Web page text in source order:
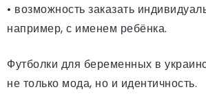
• возможность заказать
например, с именем ребёнка.
Футболки для беременных в
не только мода, но и идентичность.